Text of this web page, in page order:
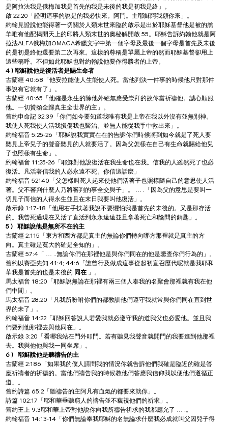
是阿拉法我是俄梅加我是首先的我是未後的我是初我是終」。
啟 22:20「證明這事的說是的我必快來。阿門。主耶穌阿我願你來」。
約翰見證說他能得著一切關於人類末世來臨的啟示是出於耶穌基督他是被的羔
羊唯有他配揭開天上的印將人類末世的奧秘解開啟 55。耶穌告訴約翰他就是阿
拉法ALFA俄梅加OMAGA希臘文字中第一個字母及最後一個字母是首先及未後
的是初是終他還要第二次再來。這樣的尊稱是單屬上帝的然而耶穌基督卻用上
這些稱呼。不但如此耶穌也對約翰說他要作得勝者的上帝。
4 ) 耶穌說他是復活者是賜生命者
古蘭經 40:68「他安拉能使人生能使人死。當他判決一件事的時候他只對那件
事說有它就有了」。
古蘭經 40:65「他確是永生的除他外絕無應受崇拜的故你當祈禱他。誠心順服
他。一切贊頌全歸真主全世界的主」。
舊約申命記 32:39「你們如今要知道我唯有我是上帝在我以外沒有並無別神。
我使人死我使人活我損傷我也醫治。並無人能從我手中救出來」。
約翰福音 5:25-26「耶穌說我實實在在的告訴你們時候將到如今就是了死人要
聽見上帝兒子的聲音聽見的人就要活了。因為父怎樣在自己有生命就賜給他兒
子也照樣有生命」。
約翰福音 11:25-26「耶穌對他說復活在我生命也在我。信我的人雖然死了也必
復活。凡活著信我的人必永遠不死。你信這話麼」
約翰福音 52140「父怎樣叫死人起來使他們活著子也照樣隨自己的意思使人活
著。父不審判什麼人乃將審判的事全交與子」。 … .「因為父的意思是要叫一
切見子而信的人得永生並且在末日我要叫他復活」。
啟示錄 1:17-18「他用右手扶著我說不要懼怕我是首先的未後的。又是那存活
的。我曾死過現在又活了直活到永永遠遠並且拿著死亡和陰間的銷匙」。
5 )
耶穌說他是無所不在的主
古蘭經 2:115「東方和西方都是真主的無論你們轉向哪方那裡就是真主的方
向。真主確是寬大的確是全知的」。
古蘭經 57:4「 … ..無論你們在那裡他是與你們同在的他是鑒查你們行為的」。
舊約以賽亞先知 41:4; 44:6「誰曾行及做成這事從起初宣召歷代呢就是我耶和
華我是首先的也是未後的 同在 」。
馬太福音 18:20「耶穌說無論在那裡有兩三個人奉我的名聚會那裡就有我在他
們中間」。
馬太福音 28:20「凡我所吩咐你們的都教訓他們遵守我就常與你們同在直到世
界的未了」。
約翰福音 14:22「耶穌回答說人若愛我就必遵守我的道我父也必愛他。並且我
們要到他那裡去與他同在」。
啟示錄 3:20「看哪我站在門外叩門。若有聽見我聲音就開門的我要進到他那裡
去。我與他他與我一同坐席」。
6 )
耶穌說他是聽禱告的主
古蘭經 2:186「如果我的僕人請問我的情況你就告訴他們我確是臨近的確是答
應祈禱者的祈禱的。當他們禱告我的時候教他們答應我信仰我以便他們遵循正
道」。
舊約詩篇 65:2「聽禱告的主阿凡有血氣的都要來就你」。
詩篇 102:17「耶和華垂聽窮人的禱告並不藐視他們的祈求」。
舊約王上 9:3耶和華上帝對他說你向我所禱告祈求的我都應允了 … .。
約翰福音 14:13-14「你們無論奉我耶穌的名無論求什麼我必成就叫父因兒子得